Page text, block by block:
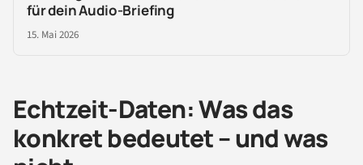
für dein Audio-Briefing
15. Mai 2026
Echtzeit-Daten: Was das
konkret bedeutet – und was